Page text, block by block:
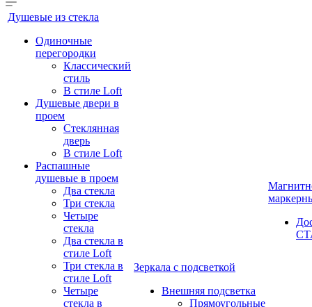
Душевые из стекла
Одиночные
перегородки
Классический
стиль
В стиле Loft
Душевые двери в
проем
Стеклянная
дверь
В стиле Loft
Распашные
душевые в проем
Два стекла
Три стекла
Четыре
стекла
Два стекла в
стиле Loft
Три стекла в
стиле Loft
Четыре
стекла в
Зеркала с подсветкой
Внешняя подсветка
Прямоугольные